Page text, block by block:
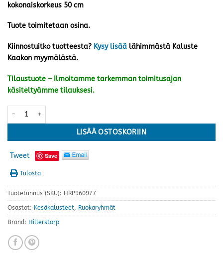
kokonaiskorkeus 50 cm
Tuote toimitetaan osina.
Kiinnostuitko tuotteesta? Kysy lisää lähimmästä Kaluste
Kaakon myymälästä.
Tilaustuote – Ilmoitamme tarkemman toimitusajan
käsiteltyämme tilauksesi.
Picnic Mini piharyhmä, valkoinen määrä
LISÄÄ OSTOSKORIIN
Tweet Save
Tulosta
Tuotetunnus (SKU): HRP960977
Osastot: Kesäkalusteet, Ruokaryhmät
Brand: Hillerstorp